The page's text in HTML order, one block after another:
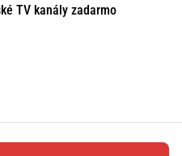
TV kanály zadarmo